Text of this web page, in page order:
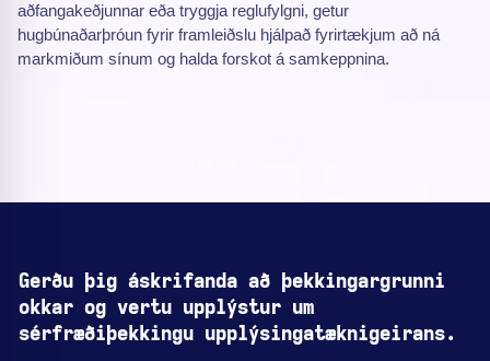
aðfangakeðjunnar eða tryggja reglufylgni, getur
hugbúnaðarþróun fyrir framleiðslu hjálpað fyrirtækjum að ná
markmiðum sínum og halda forskot á samkeppnina.
Gerðu þig áskrifanda að þekkingargrunni
okkar og vertu upplýstur um
sérfræðiþekkingu upplýsingatæknigeirans.